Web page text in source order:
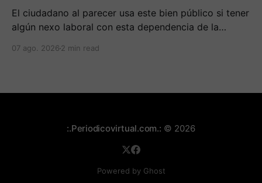
El ciudadano al parecer usa este bien público si tener
algún nexo laboral con esta dependencia de la
municipales frente al tema.
07 ago. 2026 2 min read
:.Periodicovirtual.com.: © 2026
Powered by Ghost